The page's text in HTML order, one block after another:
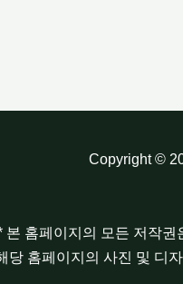
Copyright ©
본 홈페이지의 모든 저작
당 홈페이지의 사진 및 디